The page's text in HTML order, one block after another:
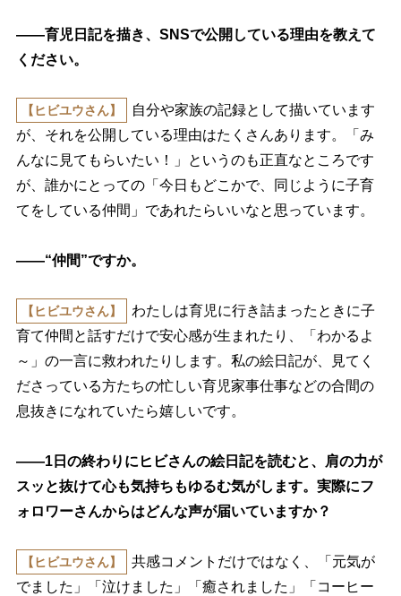
――育児日記を描き、SNSで公開している理由を教えて
ください。
【ヒビユウさん】
自分や家族の記録として描いています
が、それを公開している理由はたくさんあります。「み
んなに見てもらいたい！」というのも正直なところです
が、誰かにとっての「今日もどこかで、同じように子育
てをしている仲間」であれたらいいなと思っています。
――“仲間”ですか。
【ヒビユウさん】
わたしは育児に行き詰まったときに子
育て仲間と話すだけで安心感が生まれたり、「わかるよ
～」の一言に救われたりします。私の絵日記が、見てく
ださっている方たちの忙しい育児家事仕事などの合間の
息抜きになれていたら嬉しいです。
――1日の終わりにヒビさんの絵日記を読むと、肩の力が
スッと抜けて心も気持ちもゆるむ気がします。実際にフ
ォロワーさんからはどんな声が届いていますか？
【ヒビユウさん】
共感コメントだけではなく、「元気が
でました」「泣けました」「癒されました」「コーヒー